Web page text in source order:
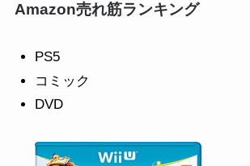
Amazon売れ筋ランキング
PS5
コミック
DVD